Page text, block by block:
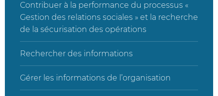
Contribuer à la performance du processus «
Gestion des relations sociales » et la recherche
de la sécurisation des opérations
Rechercher des informations
Gérer les informations de l’organisation